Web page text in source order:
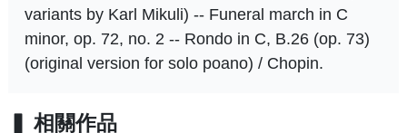
variants by Karl Mikuli) -- Funeral march in C
minor, op. 72, no. 2 -- Rondo in C, B.26 (op. 73)
(original version for solo poano) / Chopin.
相關作品